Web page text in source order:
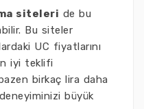
siteleri de bu
Bu siteler
UC fiyatlarını
iyi teklifi
birkaç lira daha
büyük